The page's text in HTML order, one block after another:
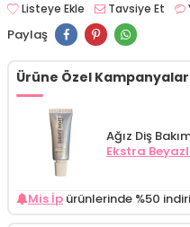
Listeye Ekle Tavsiye Et
Paylaş
Ürüne Özel Kampanyalar
Ağız Diş
Ekstra
Mis İp ürünlerinde %50